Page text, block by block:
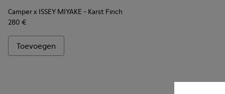
Camper x ISSEY MIYAKE - Karst Finch
280 €
Toevoegen